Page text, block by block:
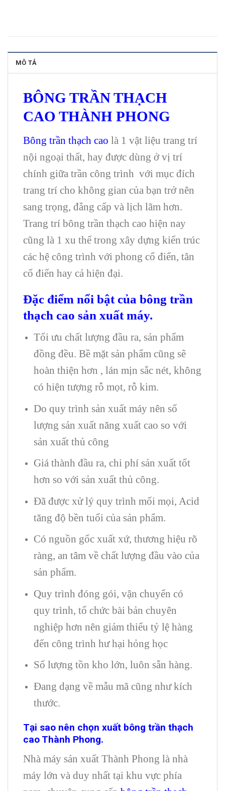
MÔ TẢ
BÔNG TRẦN THẠCH
CAO THÀNH PHONG
Bông trần thạch cao là 1 vật liệu trang trí
nội ngoại thất, hay được dùng ở vị trí
chính giữa trần công trình với mục đích
trang trí cho không gian của bạn trở nên
sang trọng, đẳng cấp và lịch lãm hơn.
Trang trí bông trần thạch cao hiện nay
cũng là 1 xu thế trong xây dựng kiến trúc
các hệ công trình với phong cổ điển, tân
cổ điển hay cả hiện đại.
Đặc điểm nổi bật của bông trần
thạch cao sản xuất máy.
Tối ưu chất lượng đầu ra, sản phẩm
đồng đều. Bề mặt sản phẩm cũng sẽ
hoàn thiện hơn , lán mịn sắc nét, không
có hiện tượng rỗ mọt, rỗ kim.
Do quy trình sản xuất máy nên số
lượng sản xuất năng xuất cao so với
sản xuất thủ công
Giá thành đầu ra, chi phí sản xuất tốt
hơn so với sản xuất thủ công.
Đã được xử lý quy trình mối mọi, Acid
tăng độ bền tuổi của sản phẩm.
Có nguồn gốc xuất xứ, thương hiệu rõ
ràng, an tâm về chất lượng đầu vào của
sản phẩm.
Quy trình đóng gói, vận chuyển có
quy trình, tổ chức bài bản chuyên
nghiệp hơn nên giảm thiểu tỷ lệ hàng
đến công trình hư hại hỏng học
Số lượng tồn kho lớn, luôn sẵn hàng.
Đang dạng về mẫu mã cũng như kích
thước.
Tại sao nên chọn xuất bông trần thạch
cao Thành Phong.
Nhà máy sản xuất Thành Phong là nhà
máy lớn và duy nhất tại khu vực phía